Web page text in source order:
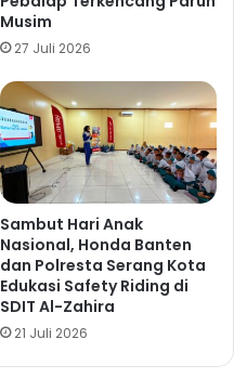
Musim
27 Juli 2026
Sambut Hari Anak
Nasional, Honda Banten
dan Polresta Serang Kota
Edukasi Safety Riding di
SDIT Al-Zahira
21 Juli 2026